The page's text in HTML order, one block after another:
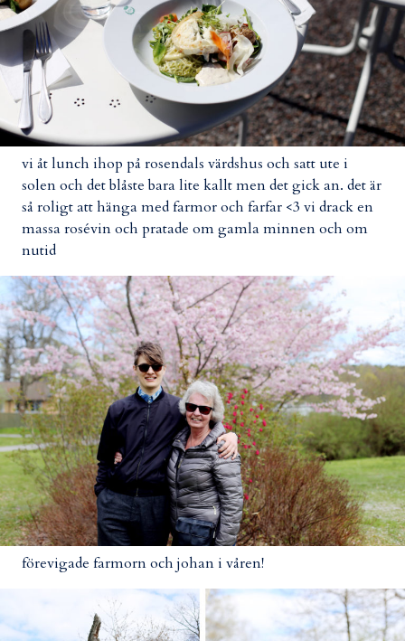
vi åt lunch ihop på rosendals värdshus och satt ute i
solen och det blåste bara lite kallt men det gick an. det är
så roligt att hänga med farmor och farfar <3 vi drack en
massa rosévin och pratade om gamla minnen och om
nutid
förevigade farmorn och johan i våren!